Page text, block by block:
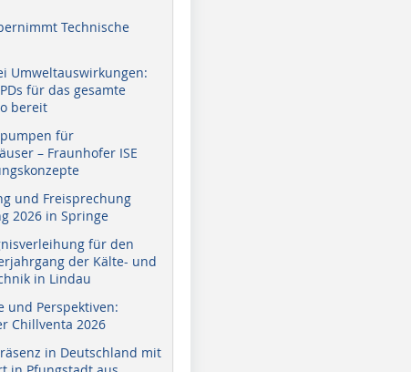
Technische
Umweltauswirkungen:
für das gesamte
bereit
für
– Fraunhofer ISE
und Freisprechung
2026 in Springe
für den
der Kälte- und
in Lindau
und Perspektiven:
Chillventa 2026
in Deutschland mit